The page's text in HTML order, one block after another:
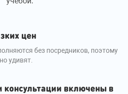
цен
без посредников, поэтому
удивят.
консультации включены в